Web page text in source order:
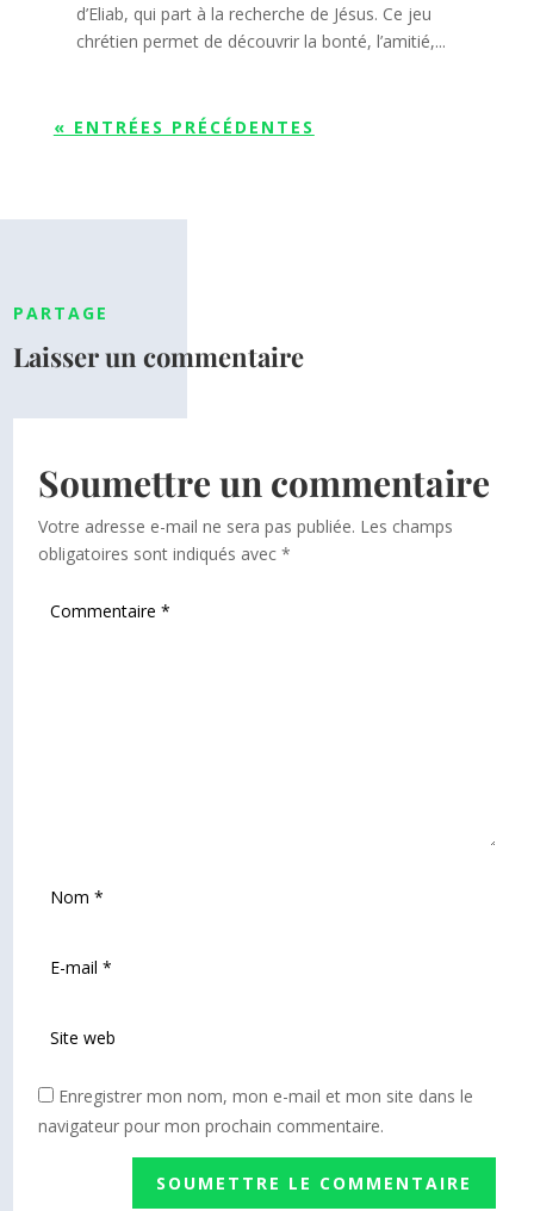
d’Eliab, qui part à la recherche de Jésus. Ce jeu
chrétien permet de découvrir la bonté, l’amitié,...
« ENTRÉES PRÉCÉDENTES
PARTAGE
Laisser un commentaire
Soumettre un commentaire
Votre adresse e-mail ne sera pas publiée. Les champs
obligatoires sont indiqués avec*
Enregistrer mon nom, mon e-mail et mon site dans le
navigateur pour mon prochain commentaire.
SOUMETTRE LE COMMENTAIRE